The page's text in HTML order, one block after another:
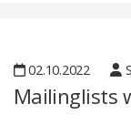
02.10.2022
Mailinglists